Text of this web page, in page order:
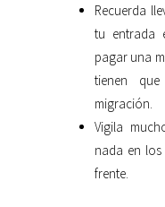
Recuerda
tu entrada
pagar una
tienen
migración.
Vigila
nada en
frente.